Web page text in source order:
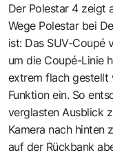
Der Polestar 4 zeigt
Wege Polestar bei
ist: Das SUV-Coupé
um die Coupé-Linie
extrem flach gestellt
Funktion ein. So
verglasten Ausblick
Kamera nach hinten
auf der Rückbank